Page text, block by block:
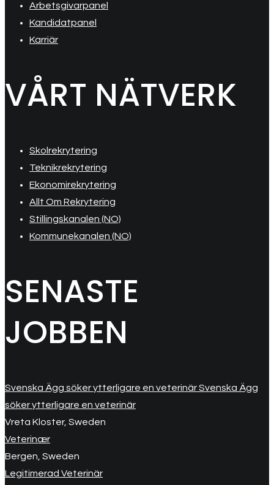
Arbetsgivarpanel
Kandidatpanel
Karriär
VÅRT NÄTVERK
Skolrekrytering
Teknikrekrytering
Ekonomirekrytering
Allt Om Rekrytering
Stillingskanalen (NO)
Kommunekanalen (NO)
SENASTE
JOBBEN
Svenska Ägg söker ytterligare en veterinär Svenska Ägg
söker ytterligare en veterinär
Vreta Kloster, Sweden
Veterinær
Bergen, Sweden
Legitimerad Veterinär